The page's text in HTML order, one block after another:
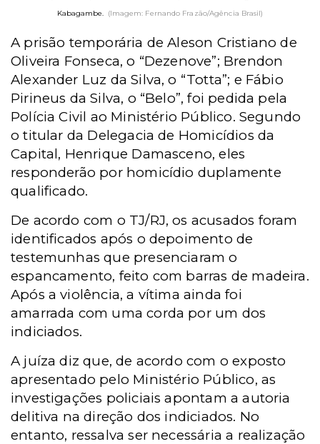
Kabagambe. (Imagem: Fernando Frazão/Agência Brasil)
A prisão temporária de Aleson Cristiano de
Oliveira Fonseca, o “Dezenove”; Brendon
Alexander Luz da Silva, o “Totta”; e Fábio
Pirineus da Silva, o “Belo”, foi pedida pela
Polícia Civil ao Ministério Público. Segundo
o titular da Delegacia de Homicídios da
Capital, Henrique Damasceno, eles
responderão por homicídio duplamente
qualificado.
De acordo com o TJ/RJ, os acusados foram
identificados após o depoimento de
testemunhas que presenciaram o
espancamento, feito com barras de madeira.
Após a violência, a vítima ainda foi
amarrada com uma corda por um dos
indiciados.
A juíza diz que, de acordo com o exposto
apresentado pelo Ministério Público, as
investigações policiais apontam a autoria
delitiva na direção dos indiciados. No
entanto, ressalva ser necessária a realização